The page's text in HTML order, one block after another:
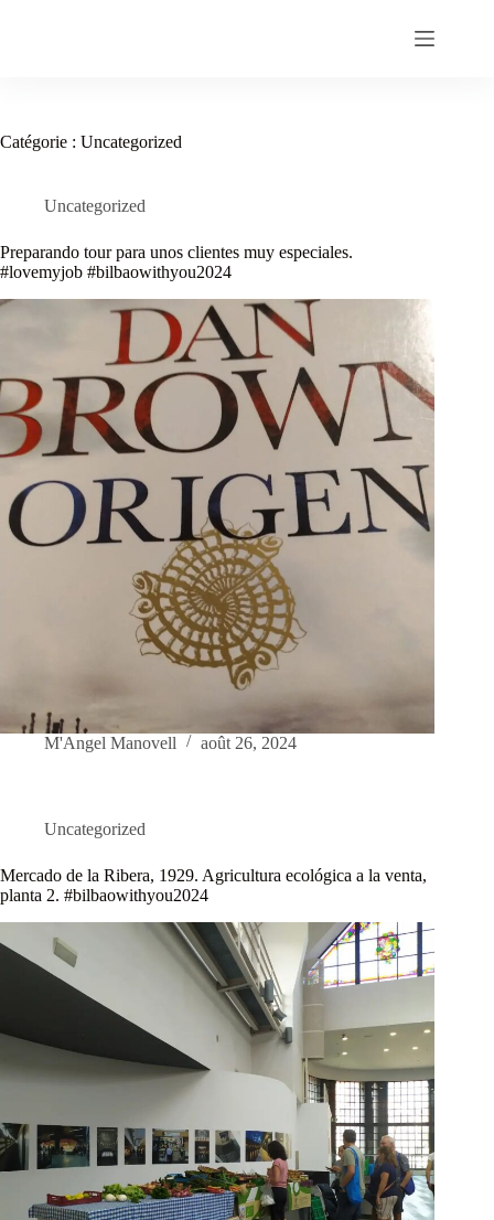
Catégorie : Uncategorized
Uncategorized
Preparando tour para unos clientes muy especiales.
#lovemyjob️ #bilbaowithyou2024
M'Angel Manovell août 26, 2024
Uncategorized
Mercado de la Ribera, 1929. Agricultura ecológica a la venta,
planta 2. #bilbaowithyou2024